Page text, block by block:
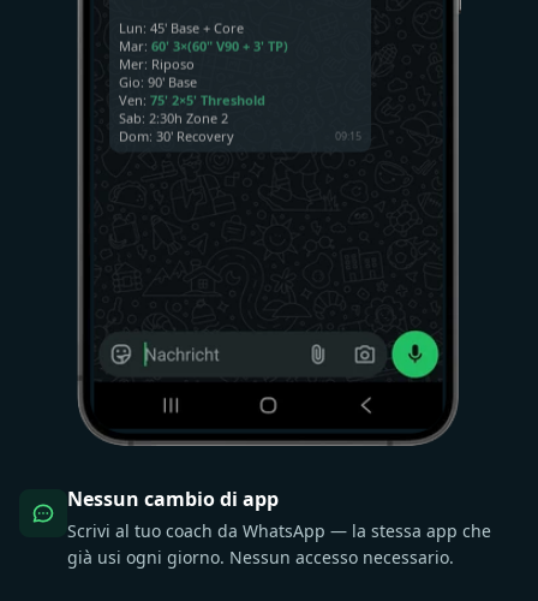
Lun: 45' Base + Core
Mar:60' 3×(60" V90 + 3' TP)
Mer: Riposo
Gio: 90' Base
Ven:75' 2×5' Threshold
Sab: 2:30h Zone 2
Dom: 30' Recovery
09:15
Nessun cambio di app
Scrivi al tuo coach da WhatsApp — la stessa app che
già usi ogni giorno. Nessun accesso necessario.